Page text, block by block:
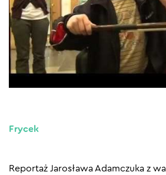
Frycek
Reportaż Jarosława Adamczuka z